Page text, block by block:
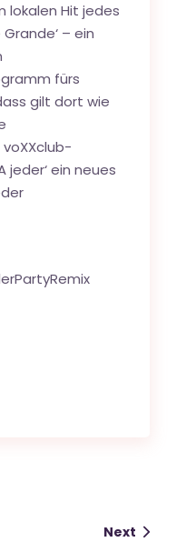
lokalen Hit jedes
– ein
fürs
gilt dort wie
voXXclub-
jeder‘ ein neues
Next